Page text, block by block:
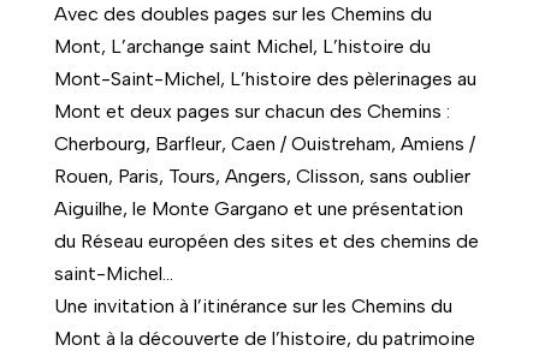
Avec des doubles pages sur les Chemins du
Mont, L’archange saint Michel, L’histoire du
Mont-Saint-Michel, L’histoire des pèlerinages au
Mont et deux pages sur chacun des Chemins :
Cherbourg, Barfleur, Caen / Ouistreham, Amiens /
Rouen, Paris, Tours, Angers, Clisson, sans oublier
Aiguilhe, le Monte Gargano et une présentation
du Réseau européen des sites et des chemins de
saint-Michel…
Une invitation à l’itinérance sur les Chemins du
Mont à la découverte de l’histoire, du patrimoine